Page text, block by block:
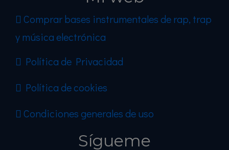
Comprar bases instrumentales de rap, trap
y música electrónica
Política de Privacidad
Política de cookies
Condiciones generales de uso
Sígueme